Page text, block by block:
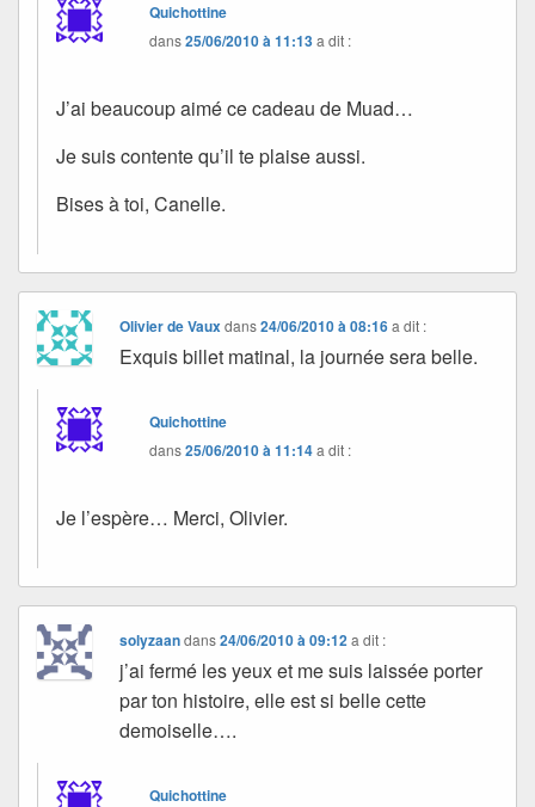
Quichottine
dans25/06/2010 à 11:13a dit :
J’ai beaucoup aimé ce cadeau de Muad…
Je suis contente qu’il te plaise aussi.
Bises à toi, Canelle.
Olivier de Vauxdans24/06/2010 à 08:16 a dit :
Exquis billet matinal, la journée sera belle.
Quichottine
dans25/06/2010 à 11:14a dit :
Je l’espère… Merci, Olivier.
solyzaandans24/06/2010 à 09:12 a dit :
j’ai fermé les yeux et me suis laissée porter
par ton histoire, elle est si belle cette
demoiselle….
Quichottine